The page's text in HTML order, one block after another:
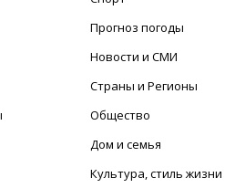
Прогноз погоды
Новости и СМИ
Страны и Регионы
Общество
Дом и семья
Культура, стиль жизни